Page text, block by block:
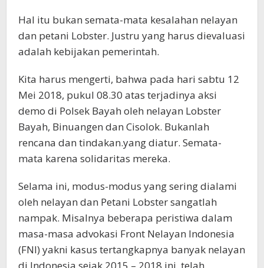
Hal itu bukan semata-mata kesalahan nelayan
dan petani Lobster. Justru yang harus dievaluasi
adalah kebijakan pemerintah.
Kita harus mengerti, bahwa pada hari sabtu 12
Mei 2018, pukul 08.30 atas terjadinya aksi
demo di Polsek Bayah oleh nelayan Lobster
Bayah, Binuangen dan Cisolok. Bukanlah
rencana dan tindakan.yang diatur. Semata-
mata karena solidaritas mereka.
Selama ini, modus-modus yang sering dialami
oleh nelayan dan Petani Lobster sangatlah
nampak. Misalnya beberapa peristiwa dalam
masa-masa advokasi Front Nelayan Indonesia
(FNI) yakni kasus tertangkapnya banyak nelayan